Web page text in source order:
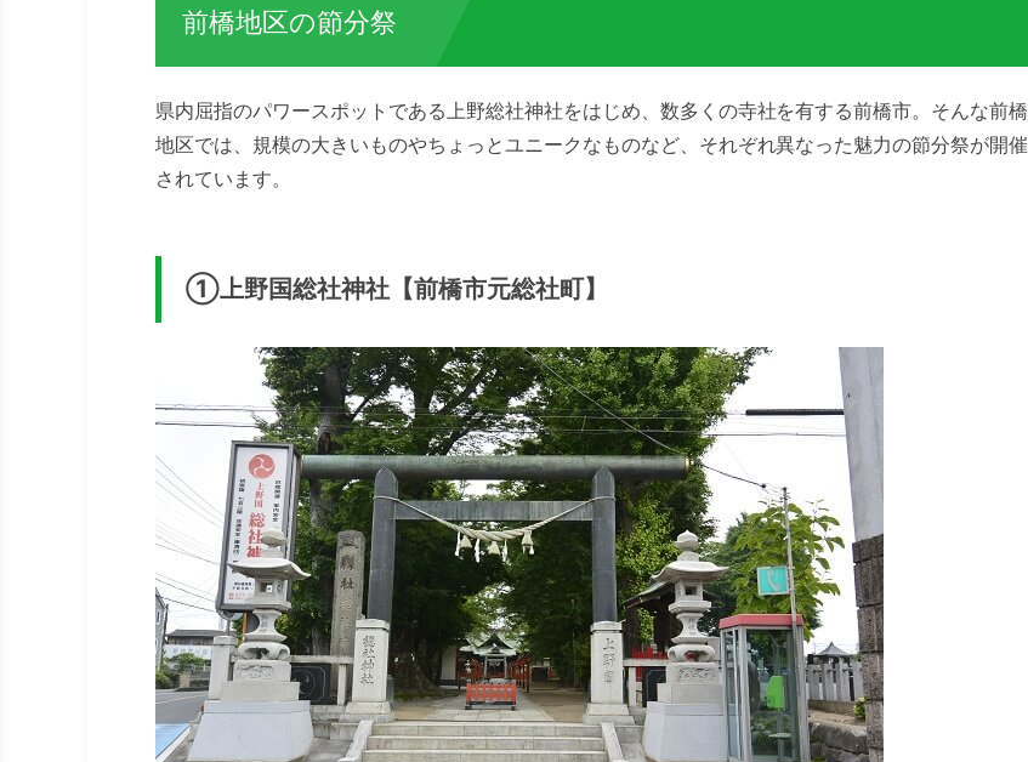
前橋地区の節分祭
県内屈指のパワースポットである上野総社神社をはじめ、数多くの寺社を有する前橋市。そんな前橋
地区では、規模の大きいものやちょっとユニークなものなど、それぞれ異なった魅力の節分祭が開催
されています。
①上野国総社神社【前橋市元総社町】